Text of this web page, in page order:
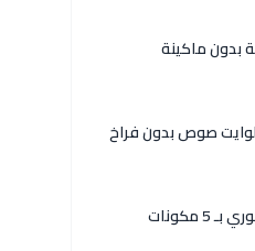
بدون ماكينة
صوص بدون فراخ
مكونات